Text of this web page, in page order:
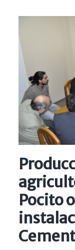
Pocito